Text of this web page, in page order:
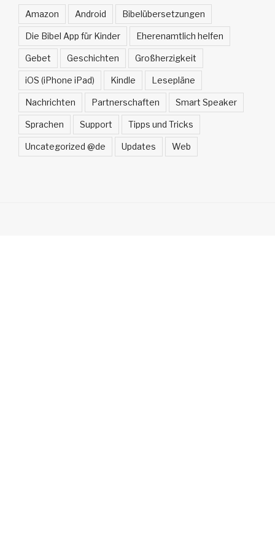
Amazon Android Bibelübersetzungen
Die Bibel App für Kinder Eherenamtlich helfen
Gebet Geschichten Großherzigkeit
iOS (iPhone iPad) Kindle Lesepläne
Nachrichten Partnerschaften Smart Speaker
Sprachen Support Tipps und Tricks
Uncategorized @de Updates Web